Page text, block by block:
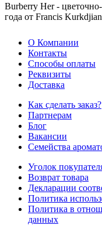
Burberry Her -
года от Francis Kurkdjian
О Компании
Контакты
Способы оплаты
Реквизиты
Доставка
Как сделать заказ?
Партнерам
Блог
Вакансии
Семейства
Уголок
Возврат товара
Декларации
Политика
Политика в
данных